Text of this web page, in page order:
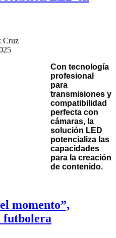
Cruz
Con tecnología
profesional
para
transmisiones y
compatibilidad
perfecta con
cámaras, la
solución LED
potencializa las
capacidades
para la creación
de contenido.
momento”,
futbolera